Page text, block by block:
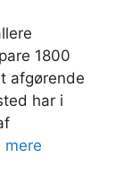
1800
afgørende
har i